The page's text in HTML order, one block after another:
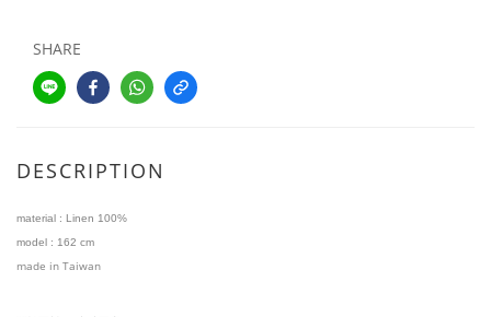
SHARE
DESCRIPTION
material : Linen 100%
model : 162 cm
made in Taiwan